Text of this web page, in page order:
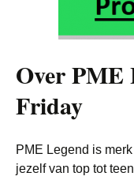
Over PME
Friday
PME Legend is
jezelf van top tot